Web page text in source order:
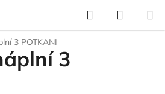
Hledat
KOŠÍK
3 POTKANI
3